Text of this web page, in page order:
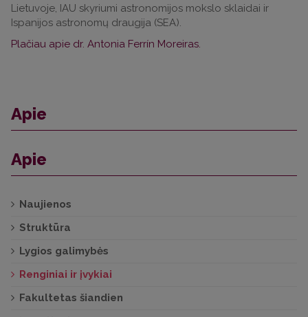
Lietuvoje, IAU skyriumi astronomijos mokslo sklaidai ir
Ispanijos astronomų draugija (SEA).
Plačiau apie dr. Antonia Ferrín Moreiras.
Apie
Apie
Naujienos
Struktūra
Lygios galimybės
Renginiai ir įvykiai
Fakultetas šiandien